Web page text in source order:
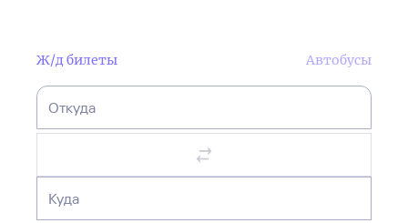
Ж/д билеты Автобусы
Откуда
Куда